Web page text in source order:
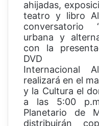
ahijadas,
teatro y libro
conversatorio
urbana y
con la
DVD
Internacional
realizará en el
y la Cultura el
a las 5:00
Planetario de
distribuirán